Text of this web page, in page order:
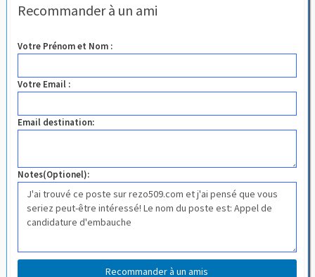
Recommander à un ami
Votre Prénom et Nom :
Votre Email :
Email destination:
Notes(Optionel):